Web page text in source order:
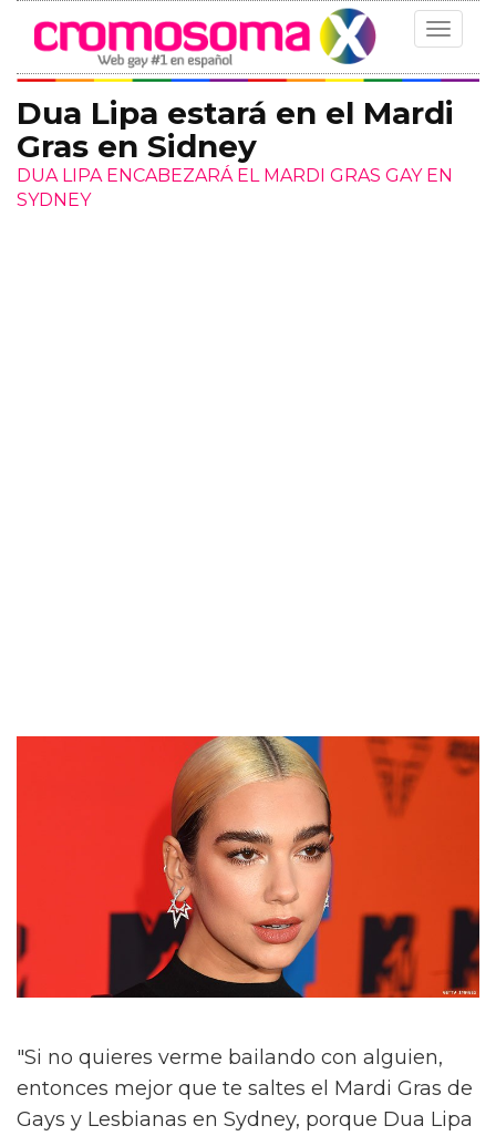
Toggle
Dua Lipa estará en el Mardi
Gras en Sidney
DUA LIPA ENCABEZARÁ EL MARDI GRAS GAY EN
SYDNEY
"Si no quieres verme bailando con alguien,
entonces mejor que te saltes el Mardi Gras de
Gays y Lesbianas en Sydney, porque Dua Lipa